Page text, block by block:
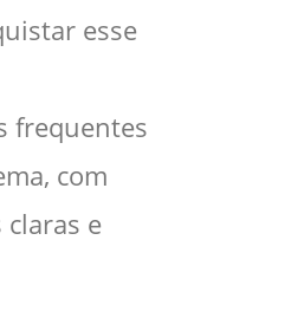
esse
frequentes
com
claras e